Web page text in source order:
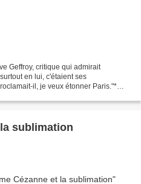
Geffroy, critique qui admirait
en lui, c'étaient ses
il, je veux étonner Paris."*
sublimation